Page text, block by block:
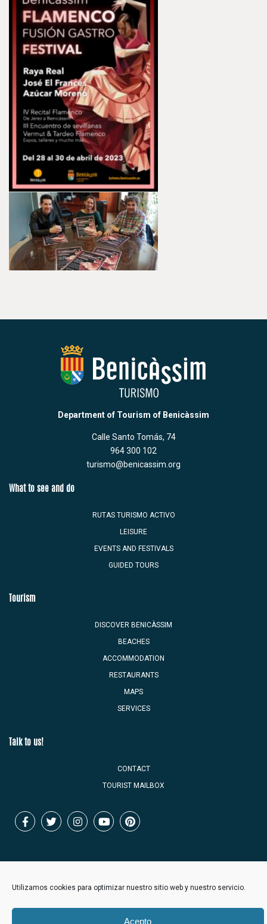
Utilizamos cookies para optimizar nuestro sitio web y nuestro servicio.
Acepto
Department of Tourism of Benicàssim
Calle Santo Tomás, 74
964 300 102
turismo@benicassim.org
What to see and do
RUTAS TURISMO ACTIVO
LEISURE
EVENTS AND FESTIVALS
GUIDED TOURS
Tourism
DISCOVER BENICÀSSIM
BEACHES
ACCOMMODATION
RESTAURANTS
MAPS
SERVICES
Talk to us!
CONTACT
TOURIST MAILBOX
Legal notice